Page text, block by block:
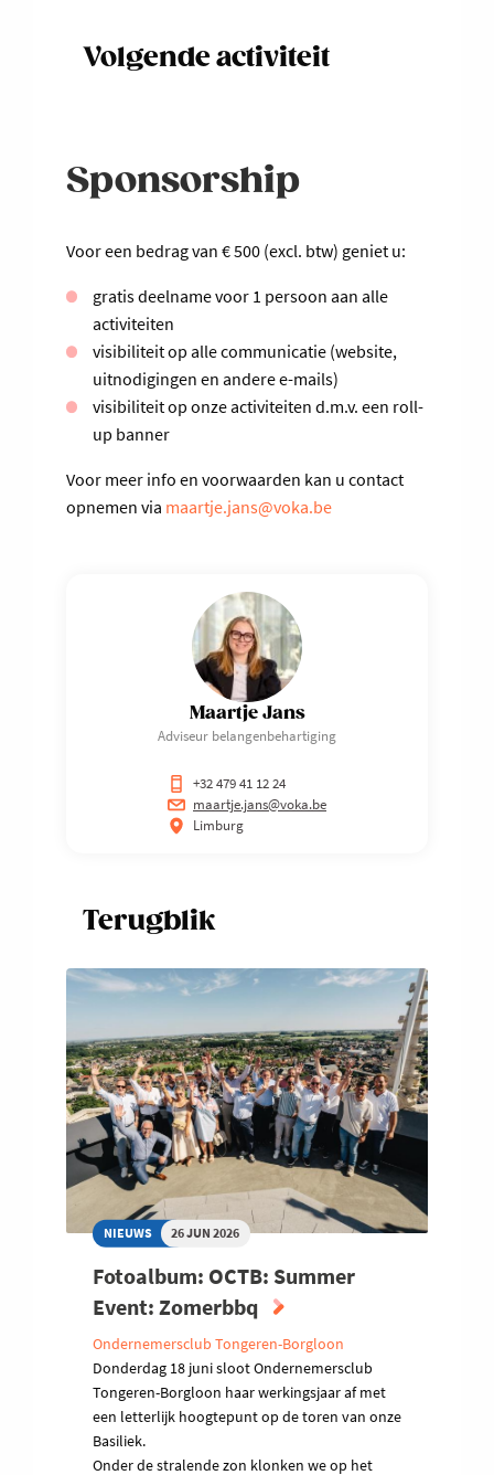
Volgende activiteit
Sponsorship
Voor een bedrag van € 500 (excl. btw) geniet u:
gratis deelname voor 1 persoon aan alle
activiteiten
visibiliteit op alle communicatie (website,
uitnodigingen en andere e-mails)
visibiliteit op onze activiteiten d.m.v. een roll-
up banner
Voor meer info en voorwaarden kan u contact
opnemen via maartje.jans@voka.be
Maartje Jans
Adviseur belangenbehartiging
+32 479 41 12 24
maartje.jans@voka.be
Limburg
Terugblik
NIEUWS 26 JUN 2026
Fotoalbum: OCTB: Summer
Event: Zomerbbq
Ondernemersclub Tongeren-Borgloon
Donderdag 18 juni sloot Ondernemersclub
Tongeren-Borgloon haar werkingsjaar af met
een letterlijk hoogtepunt op de toren van onze
Basiliek.
Onder de stralende zon klonken we op het